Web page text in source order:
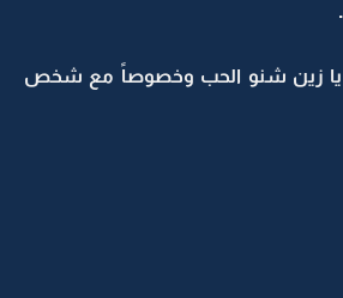
يا زين شنو الحب وخصوصاً مع شخص